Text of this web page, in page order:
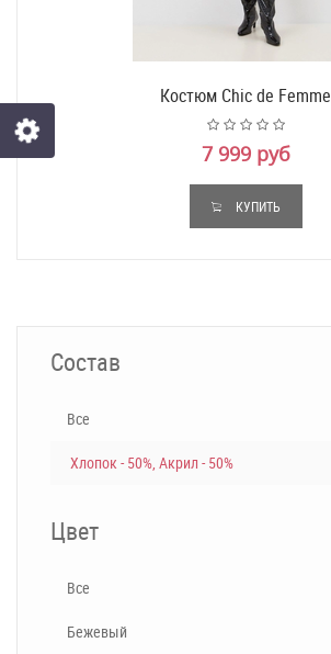
Костюм Chic de Femme
7 999 руб
КУПИТЬ
Состав
Все
Хлопок - 50%, Акрил - 50%
Цвет
Все
Бежевый